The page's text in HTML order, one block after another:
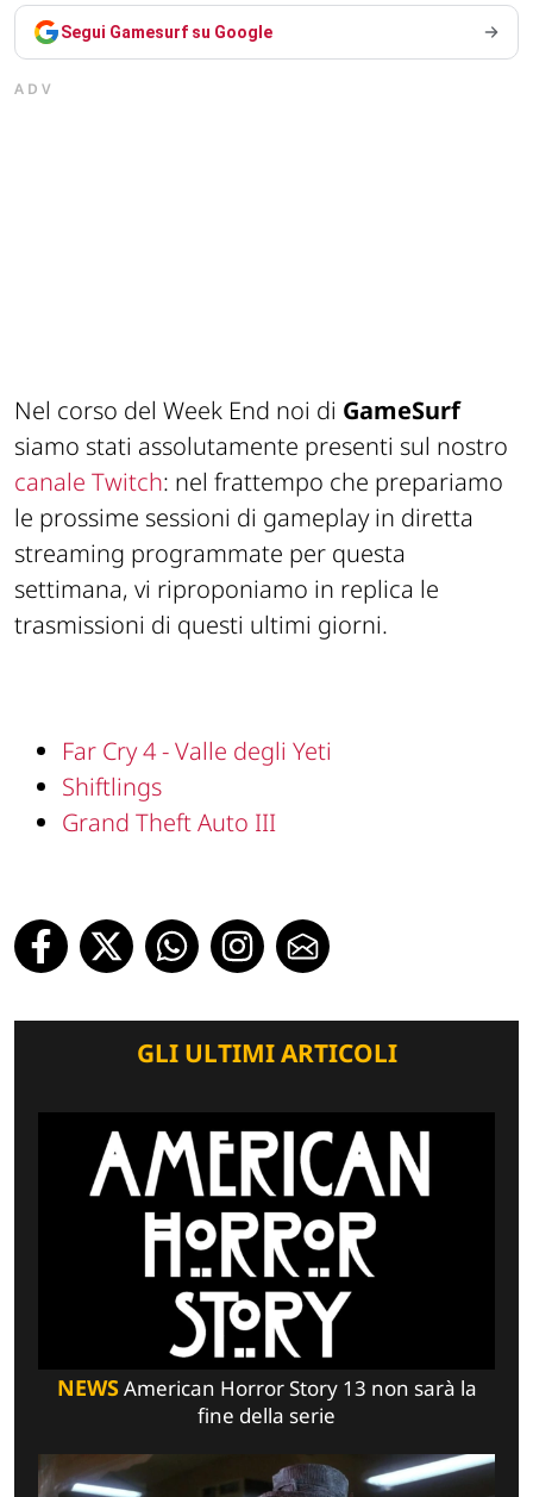
Segui Gamesurf su Google
ADV
Nel corso del Week End noi di GameSurf
siamo stati assolutamente presenti sul nostro
canale Twitch: nel frattempo che prepariamo
le prossime sessioni di gameplay in diretta
streaming programmate per questa
settimana, vi riproponiamo in replica le
trasmissioni di questi ultimi giorni.
Far Cry 4 - Valle degli Yeti
Shiftlings
Grand Theft Auto III
GLI ULTIMI ARTICOLI
NEWSAmerican Horror Story 13 non sarà la
fine della serie